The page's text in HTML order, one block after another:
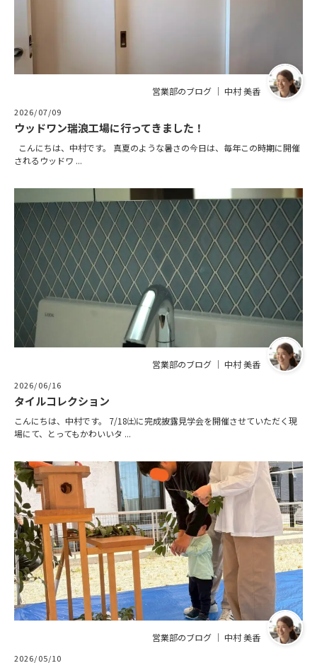
営業部のブログ ｜ 中村 美香
2026/07/09
ウッドワン瑞浪工場に行ってきました！
こんにちは、中村です。 真夏のような暑さの今日は、毎年この時期に開催
されるウッドワ ...
営業部のブログ ｜ 中村 美香
2026/06/16
タイルコレクション
こんにちは、中村です。 7/18㈯に完成披露見学会を開催させていただく現
場にて、とってもかわいいタ ...
営業部のブログ ｜ 中村 美香
2026/05/10